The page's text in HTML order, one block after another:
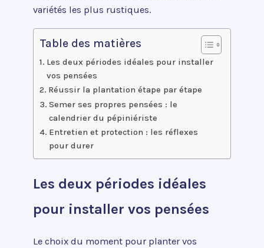
variétés les plus rustiques.
Table des matières
Les deux périodes idéales pour installer
vos pensées
Réussir la plantation étape par étape
Semer ses propres pensées : le
calendrier du pépiniériste
Entretien et protection : les réflexes
pour durer
Les deux périodes idéales
pour installer vos pensées
Le choix du moment pour planter vos